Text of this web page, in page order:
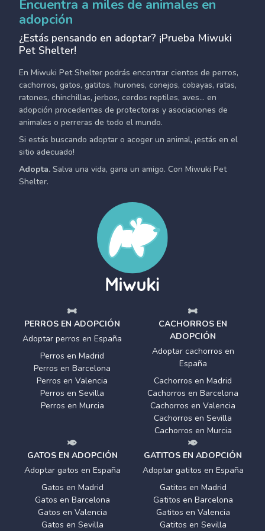
Encuentra a miles de animales en
adopción
¿Estás pensando en adoptar? ¡Prueba Miwuki
Pet Shelter!
En Miwuki Pet Shelter podrás encontrar cientos de perros,
cachorros, gatos, gatitos, hurones, conejos, cobayas, ratas,
ratones, chinchillas, jerbos, cerdos reptiles, aves... en
adopción procedentes de protectoras y asociaciones de
animales o perreras de todo el mundo.
Si estás buscando adoptar o acoger un animal, ¡estás en el
sitio adecuado!
Adopta. Salva una vida, gana un amigo. Con Miwuki Pet
Shelter.
PERROS EN ADOPCIÓN
Adoptar perros en España
Perros en Madrid
Perros en Barcelona
Perros en Valencia
Perros en Sevilla
Perros en Murcia
CACHORROS EN
ADOPCIÓN
Adoptar cachorros en
España
Cachorros en Madrid
Cachorros en Barcelona
Cachorros en Valencia
Cachorros en Sevilla
Cachorros en Murcia
GATOS EN ADOPCIÓN
Adoptar gatos en España
Gatos en Madrid
Gatos en Barcelona
Gatos en Valencia
Gatos en Sevilla
GATITOS EN ADOPCIÓN
Adoptar gatitos en España
Gatitos en Madrid
Gatitos en Barcelona
Gatitos en Valencia
Gatitos en Sevilla